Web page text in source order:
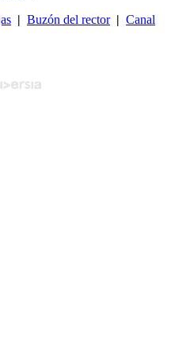
| Buzón del rector| Canal